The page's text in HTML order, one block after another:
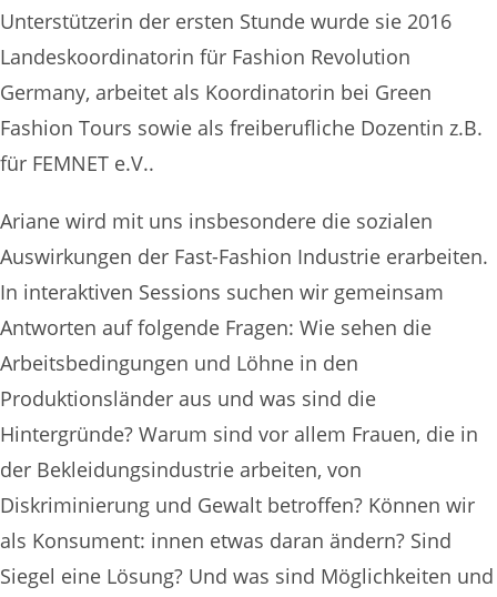
Unterstützerin der ersten Stunde wurde sie 2016
Landeskoordinatorin für Fashion Revolution
Germany, arbeitet als Koordinatorin bei Green
Fashion Tours sowie als freiberufliche Dozentin z.B.
für FEMNET e.V..
Ariane wird mit uns insbesondere die sozialen
Auswirkungen der Fast-Fashion Industrie erarbeiten.
In interaktiven Sessions suchen wir gemeinsam
Antworten auf folgende Fragen: Wie sehen die
Arbeitsbedingungen und Löhne in den
Produktionsländer aus und was sind die
Hintergründe? Warum sind vor allem Frauen, die in
der Bekleidungsindustrie arbeiten, von
Diskriminierung und Gewalt betroffen? Können wir
als Konsument: innen etwas daran ändern? Sind
Siegel eine Lösung? Und was sind Möglichkeiten und